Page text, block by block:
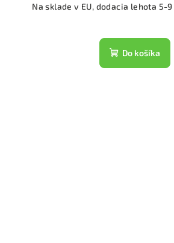
Na sklade v EU, dodacia lehota 5-
Do košíka